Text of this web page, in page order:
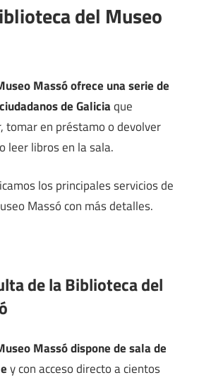
del Museo
Massó ofrece una serie de
de Galiciaque
tomar en préstamo o devolver
leer libros en la sala.
los principales servicios de
Massó con más detalles.
de la Biblioteca del
Massó dispone de sala de
y con acceso directo a cientos